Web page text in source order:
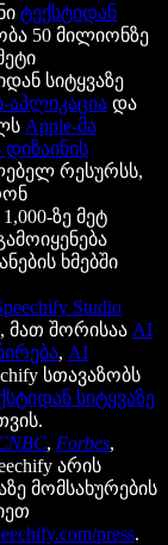
ტექსტიდან
50 მილიონზე
სიტყვაზე
აპლიკაცია და
Apple-მა
დიზაინის
რესურსს,
ზე მეტ
ხმებში
Studio
მათ შორისაა AI
, AI
სთავაზობს
სიტყვაზე
, Forbes,
არის
მომსახურების
press.